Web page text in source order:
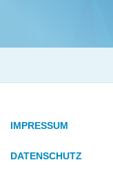
IMPRESSUM
DATENSCHUTZ